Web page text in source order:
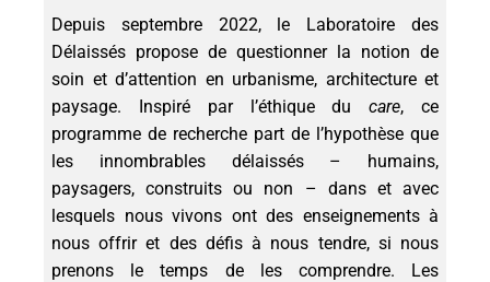
Depuis septembre 2022, le Laboratoire des
Délaissés propose de questionner la notion de
soin et d’attention en urbanisme, architecture et
paysage. Inspiré par l’éthique ducare, ce
programme de recherche part de l’hypothèse que
les innombrables délaissés – humains,
paysagers, construits ou non – dans et avec
lesquels nous vivons ont des enseignements à
nous offrir et des défis à nous tendre, si nous
prenons le temps de les comprendre. Les